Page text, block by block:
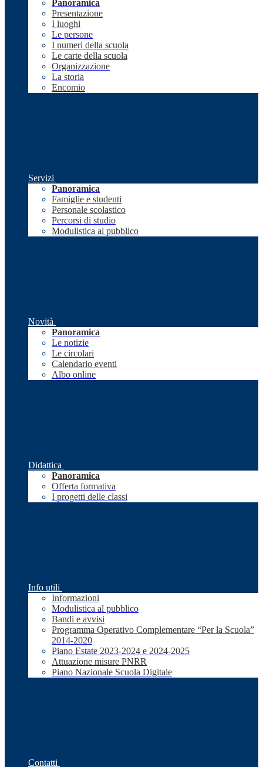
Panoramica
Presentazione
I luoghi
Le persone
I numeri della scuola
Le carte della scuola
Organizzazione
La storia
Encomio
Servizi
Panoramica
Famiglie e studenti
Personale scolastico
Percorsi di studio
Modulistica al pubblico
Novità
Panoramica
Le notizie
Le circolari
Calendario eventi
Albo online
Didattica
Panoramica
Offerta formativa
I progetti delle classi
Info utili
Informazioni
Modulistica al pubblico
Bandi e avvisi
Programma Operativo Complementare “Per la Scuola”
2014-2020
Piano Estate 2023-2024 e 2024-2025
Attuazione misure PNRR
Piano Nazionale Scuola Digitale
Contatti